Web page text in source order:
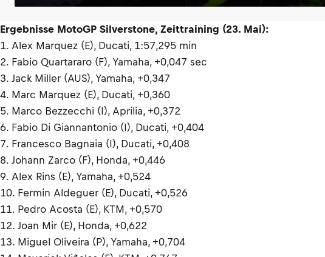
Ergebnisse MotoGP Silverstone, Zeittraining (23. Mai):
1. Alex Marquez (E), Ducati, 1:57,295 min
2. Fabio Quartararo (F), Yamaha, +0,047 sec
3. Jack Miller (AUS), Yamaha, +0,347
4. Marc Marquez (E), Ducati, +0,360
5. Marco Bezzecchi (I), Aprilia, +0,372
6. Fabio Di Giannantonio (I), Ducati, +0,404
7. Francesco Bagnaia (I), Ducati, +0,408
8. Johann Zarco (F), Honda, +0,446
9. Alex Rins (E), Yamaha, +0,524
10. Fermin Aldeguer (E), Ducati, +0,526
11. Pedro Acosta (E), KTM, +0,570
12. Joan Mir (E), Honda, +0,622
13. Miguel Oliveira (P), Yamaha, +0,704